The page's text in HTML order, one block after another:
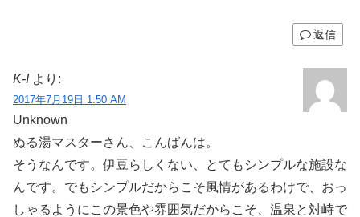
返信
K-I より:
2017年7月19日 1:50 AM
Unknown
ぬる湯マスターさん、こんばんは。
そうなんです。伊豆らしくない、とてもシンプルな施設な
んです。でもシンプルだからこそ風情があるわけで、おっ
しゃるようにこの景色や雰囲気だからこそ、温泉と対峙で